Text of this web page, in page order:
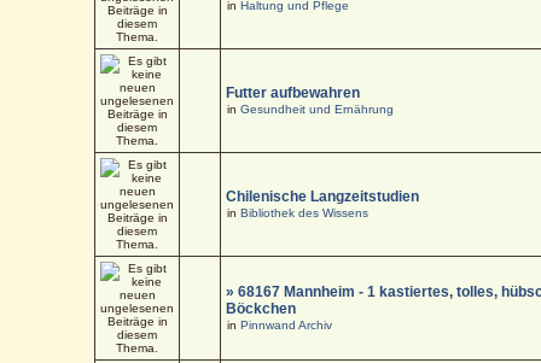
inHaltung und Pflege
Futter aufbewahren
inGesundheit und Ernährung
Chilenische Langzeitstudien
inBibliothek des Wissens
» 68167 Mannheim - 1 kastiertes, tolles,
Böckchen
inPinnwand Archiv